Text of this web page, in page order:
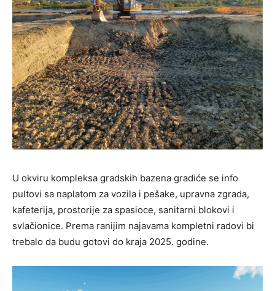
U okviru kompleksa gradskih bazena gradiće se info
pultovi sa naplatom za vozila i pešake, upravna zgrada,
kafeterija, prostorije za spasioce, sanitarni blokovi i
svlačionice. Prema ranijim najavama kompletni radovi bi
trebalo da budu gotovi do kraja 2025. godine.